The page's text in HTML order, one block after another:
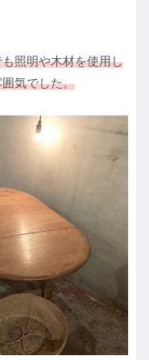
照明や木材を使用し
気でした。